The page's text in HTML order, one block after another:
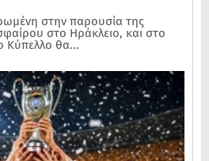
στην παρουσία της
στο Ηράκλειο, και στο
Κύπελλο θα...